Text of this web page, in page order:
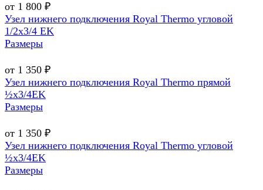
от 1 800 ₽
Узел нижнего подключения Royal Thermo угловой
1/2х3/4 EK
Размеры
от 1 350 ₽
Узел нижнего подключения Royal Thermo прямой
½х3/4EK
Размеры
от 1 350 ₽
Узел нижнего подключения Royal Thermo угловой
½х3/4EK
Размеры